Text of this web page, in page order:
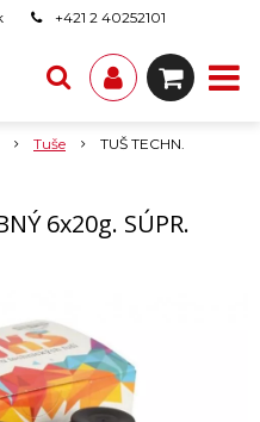
+421 2 40252101
Tuše
TUŠ TECHN.
6x20g. SÚPR.